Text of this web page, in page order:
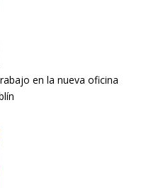
en la nueva oficina